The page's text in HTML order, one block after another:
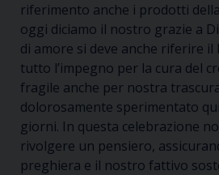
riferimento anche i prodotti
oggi diciamo il nostro grazie a
di amore si deve anche riferire il
tutto l’impegno per la cura del
fragile anche per nostra
dolorosamente sperimentato
giorni. In questa celebrazione
rivolgere un pensiero,
preghiera e il nostro fattivo